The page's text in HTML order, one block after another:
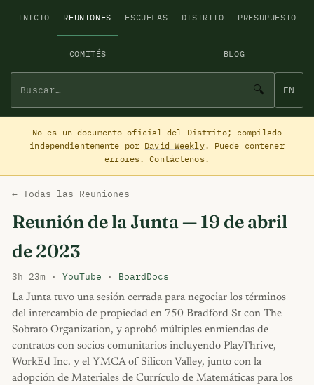
INICIO REUNIONES ESCUELAS DISTRITO PRESUPUESTO
COMITÉS BLOG
🔍 EN
No es un documento oficial del Distrito; compilado
independientemente por David Weekly. Puede contener
errores. Contáctenos.
← Todas las Reuniones
Reunión de la Junta — 19 de abril
de 2023
3h 23m · YouTube · BoardDocs
La Junta tuvo una sesión cerrada para negociar los términos
del intercambio de propiedad en 750 Bradford St con The
Sobrato Organization, y aprobó múltiples enmiendas de
contratos con socios comunitarios incluyendo PlayThrive,
WorkEd Inc. y el YMCA of Silicon Valley, junto con la
adopción de Materiales de Currículo de Matemáticas para los